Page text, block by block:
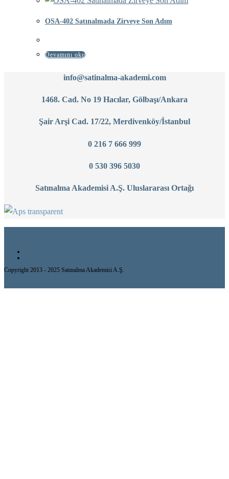
OSA-402 Satınalmada Zirveye Son Adım
Devamını oku
info@satinalma-akademi.com
1468. Cad. No 19 Hacılar, Gölbaşı/Ankara
Şair Arşi Cad. 17/22, Merdivenköy/İstanbul
0 216 7 666 999
0 530 396 5030
Satınalma Akademisi A.Ş. Uluslararası Ortağı
Copyright 2013 - 2025 Satınalma Akademisi A.Ş.